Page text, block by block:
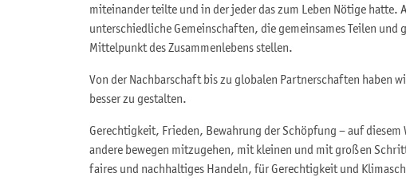
miteinander teilte und in der jeder das zum Leben Nötige hatte.
unterschiedliche Gemeinschaften, die gemeinsames Teilen und
Mittelpunkt des Zusammenlebens stellen.
Von der Nachbarschaft bis zu globalen Partnerschaften haben
besser zu gestalten.
Gerechtigkeit, Frieden, Bewahrung der Schöpfung – auf diesem
andere bewegen mitzugehen, mit kleinen und mit großen
faires und nachhaltiges Handeln, für Gerechtigkeit und